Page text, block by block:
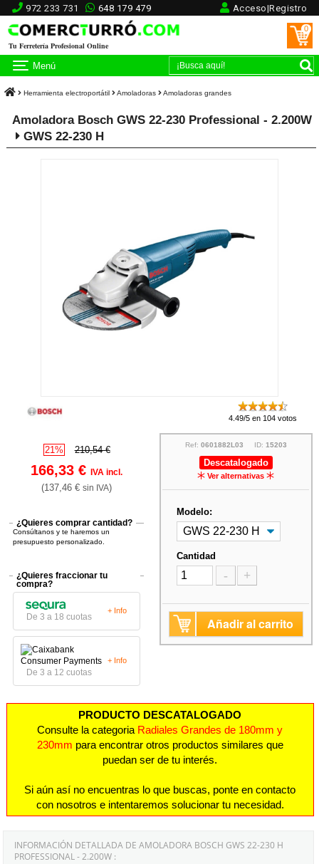
972 233 731 648 179 479 Acceso|Registro
Tu Ferretería Profesional Online
0
Menú
Herramienta electroportátil Amoladoras Amoladoras grandes
Amoladora Bosch GWS 22-230 Professional - 2.200W
GWS 22-230 H
4.49/5 en 104 votos
21% 210,54 €
166,33 €IVA incl.
(137,46 €sin IVA)
¿Quieres comprar cantidad?
Consúltanos y te haremos un
presupuesto personalizado.
¿Quieres fraccionar tu
compra?
De 3 a 18 cuotas
+ Info
De 3 a 12 cuotas
+ Info
Ref: 0601882L03 ID: 15203
Descatalogado
Ver alternativas
Modelo:
Cantidad
- +
Añadir al carrito
PRODUCTO DESCATALOGADO
Consulte la categoria Radiales Grandes de 180mm y
230mm para encontrar otros productos similares que
puedan ser de tu interés.
Si aún así no encuentras lo que buscas, ponte en contacto
con nosotros e intentaremos solucionar tu necesidad.
INFORMACIÓN DETALLADA DE AMOLADORA BOSCH GWS 22-230 H
PROFESSIONAL - 2.200W :